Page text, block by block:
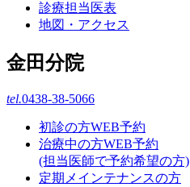
診療担当医表
地図・アクセス
金田分院
tel.0438-38-5066
初診の方WEB予約
治療中の方WEB予約
(担当医師で予約希望の方)
定期メインテナンスの方